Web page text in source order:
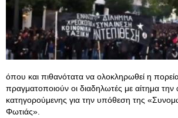
όπου και πιθανότατα να ολοκληρωθεί η
πραγματοποιούν οι διαδηλωτές με αίτημα
κατηγορούμενης για την υπόθεση της
Φωτιάς».